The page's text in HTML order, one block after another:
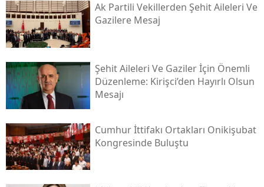
Ak Partili Vekillerden Şehit Aileleri Ve
Gazilere Mesaj
Şehit Aileleri Ve Gaziler İçin Önemli
Düzenleme: Kirişci’den Hayırlı Olsun
Mesajı
Cumhur İttifakı Ortakları Onikişubat
Kongresinde Buluştu